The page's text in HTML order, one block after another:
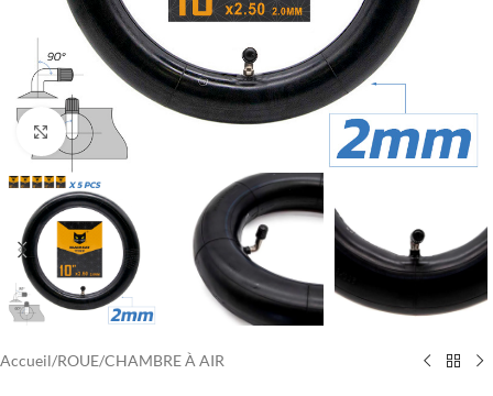
Click to enlarge
Accueil/ROUE/CHAMBRE À AIR